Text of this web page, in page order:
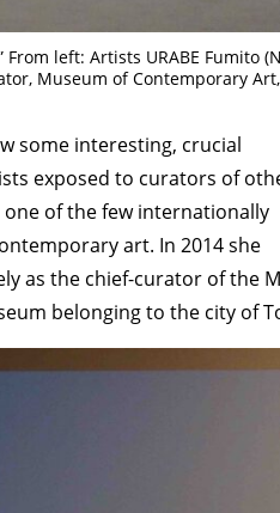
From left: Artists URABE Fumito
Museum of Contemporary
some interesting, crucial
exposed to curators of
one of the few internationally
art. In 2014 she
as the chief-curator of the
belonging to the city of